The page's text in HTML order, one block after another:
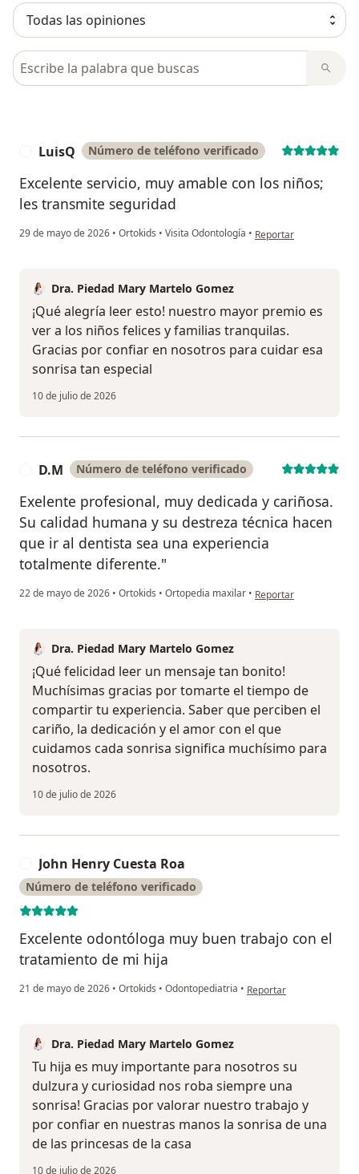
Busca en opiniones
LuisQ Número de teléfono verificado
Excelente servicio, muy amable con los niños;
les transmite seguridad
29 de mayo de 2026 • Ortokids • Visita Odontología • en opinión del usuario
Reportar
Dra. Piedad Mary Martelo Gomez
¡Qué alegría leer esto! nuestro mayor premio es
ver a los niños felices y familias tranquilas.
Gracias por confiar en nosotros para cuidar esa
sonrisa tan especial
10 de julio de 2026
D.M Número de teléfono verificado
Exelente profesional, muy dedicada y cariñosa.
Su calidad humana y su destreza técnica hacen
que ir al dentista sea una experiencia
totalmente diferente."
22 de mayo de 2026 • Ortokids • Ortopedia maxilar • en opinión del usuario
Reportar
Dra. Piedad Mary Martelo Gomez
¡Qué felicidad leer un mensaje tan bonito!
Muchísimas gracias por tomarte el tiempo de
compartir tu experiencia. Saber que perciben el
cariño, la dedicación y el amor con el que
cuidamos cada sonrisa significa muchísimo para
nosotros.
10 de julio de 2026
John Henry Cuesta Roa
Número de teléfono verificado
Excelente odontóloga muy buen trabajo con el
tratamiento de mi hija
21 de mayo de 2026 • Ortokids • Odontopediatria • en opinión del usuario
Reportar
Dra. Piedad Mary Martelo Gomez
Tu hija es muy importante para nosotros su
dulzura y curiosidad nos roba siempre una
sonrisa! Gracias por valorar nuestro trabajo y
por confiar en nuestras manos la sonrisa de una
de las princesas de la casa
10 de julio de 2026